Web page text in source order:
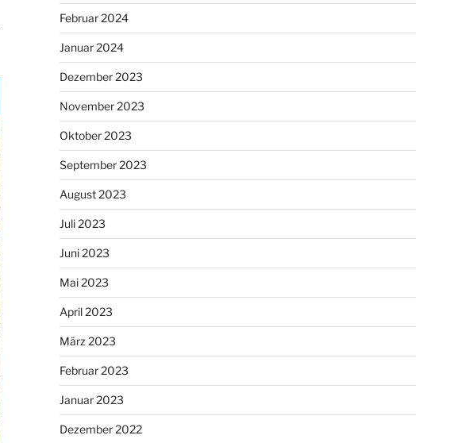
Februar 2024
Januar 2024
Dezember 2023
November 2023
Oktober 2023
September 2023
August 2023
Juli 2023
Juni 2023
Mai 2023
April 2023
März 2023
Februar 2023
Januar 2023
Dezember 2022